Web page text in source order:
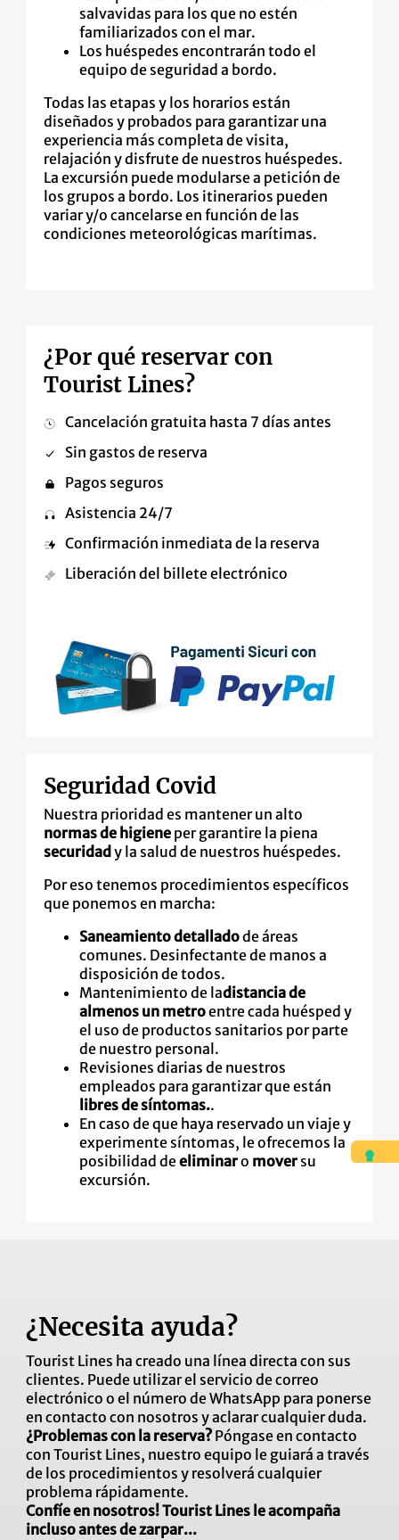
salvavidas para los que no estén
familiarizados con el mar.
Los huéspedes encontrarán todo el
equipo de seguridad a bordo.
Todas las etapas y los horarios están
diseñados y probados para garantizar una
experiencia más completa de visita,
relajación y disfrute de nuestros huéspedes.
La excursión puede modularse a petición de
los grupos a bordo. Los itinerarios pueden
variar y/o cancelarse en función de las
condiciones meteorológicas marítimas.
¿Por qué reservar con
Tourist Lines?
Cancelación gratuita hasta 7 días antes
Sin gastos de reserva
Pagos seguros
Asistencia 24/7
Confirmación inmediata de la reserva
Liberación del billete electrónico
Seguridad Covid
Nuestra prioridad es mantener un alto
normas de higiene per garantire la piena
securidad y la salud de nuestros huéspedes.
Por eso tenemos procedimientos específicos
que ponemos en marcha:
Saneamiento detalladode áreas
comunes. Desinfectante de manos a
disposición de todos.
Mantenimiento de ladistancia de
almenos un metroentre cada huésped y
el uso de productos sanitarios por parte
de nuestro personal.
Revisiones diarias de nuestros
empleados para garantizar que están
libres de síntomas..
En caso de que haya reservado un viaje y
experimente síntomas, le ofrecemos la
posibilidad deeliminaro mover su
excursión.
¿Necesita ayuda?
Tourist Lines ha creado una línea directa con sus
clientes. Puede utilizar el servicio de correo
electrónico o el número de WhatsApp para ponerse
en contacto con nosotros y aclarar cualquier duda.
¿Problemas con la reserva? Póngase en contacto
con Tourist Lines, nuestro equipo le guiará a través
de los procedimientos y resolverá cualquier
problema rápidamente.
Confíe en nosotros! Tourist Lines le acompaña
incluso antes de zarpar...